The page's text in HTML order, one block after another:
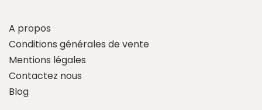
A propos
Conditions générales de vente
Mentions légales
Contactez nous
Blog